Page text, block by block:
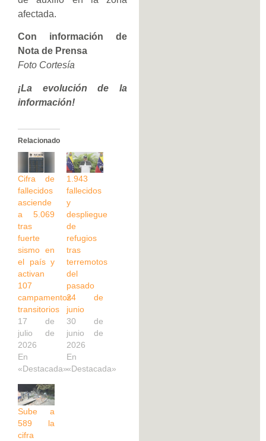
afectada.
Con información de
Nota de Prensa
Foto Cortesía
¡La evolución de la
información!
Relacionado
Cifra de
fallecidos
asciende
a 5.069
tras
fuerte
sismo en
el país y
activan
107
campamentos
transitorios
17 de
julio de
2026
En
«Destacada»
1.943
fallecidos
y
despliegue
de
refugios
tras
terremotos
del
pasado
24 de
junio
30 de
junio de
2026
En
«Destacada»
Sube a
589 la
cifra